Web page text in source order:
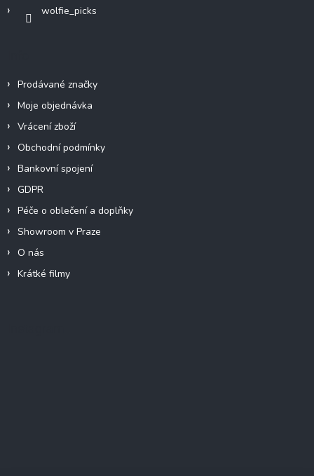
wolfie_picks
Prodávané značky
Moje objednávka
Vrácení zboží
Obchodní podmínky
Bankovní spojení
GDPR
Péče o oblečení a doplňky
Showroom v Praze
O nás
Krátké filmy